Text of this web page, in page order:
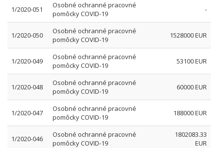
1/2020-051
Osobné ochranné pracovné
pomôcky COVID-19
-
1/2020-050
Osobné ochranné pracovné
pomôcky COVID-19
1528000 EUR
1/2020-049
Osobné ochranné pracovné
pomôcky COVID-19
53100 EUR
1/2020-048
Osobné ochranné pracovné
pomôcky COVID-19
60000 EUR
1/2020-047
Osobné ochranné pracovné
pomôcky COVID-19
188000 EUR
1/2020-046
Osobné ochranné pracovné
pomôcky COVID-19
1802083.33
EUR